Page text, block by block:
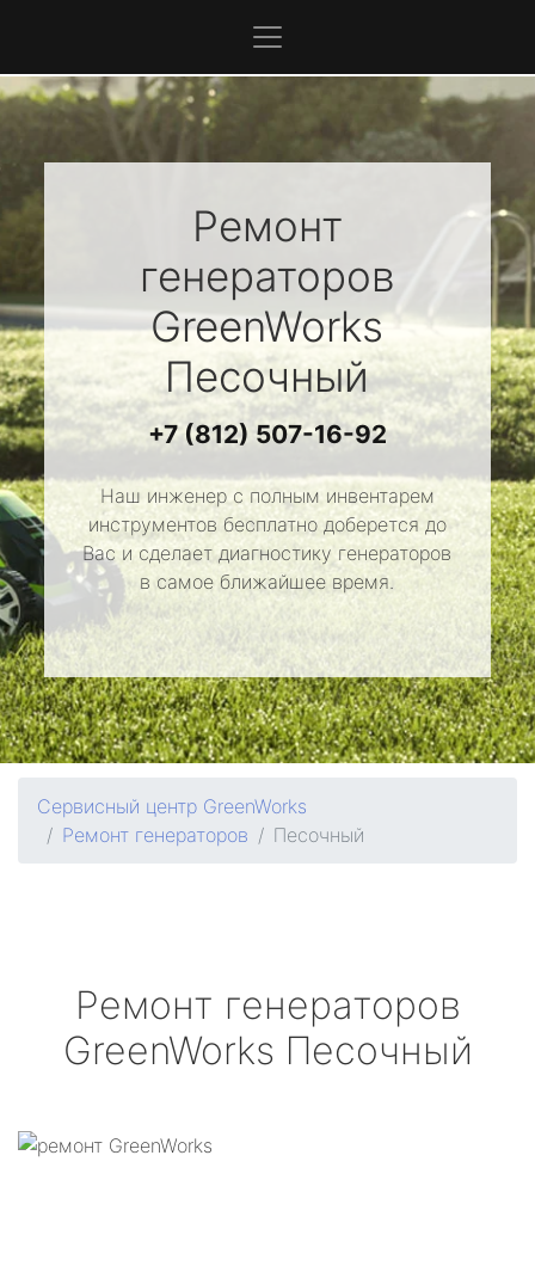
Ремонт
генераторов
GreenWorks
Песочный
+7 (812) 507-16-92
Наш инженер с полным инвентарем
инструментов бесплатно доберется до
Вас и сделает диагностику генераторов
в самое ближайшее время.
Сервисный центр GreenWorks
Ремонт генераторов
Песочный
Ремонт генераторов
GreenWorks Песочный